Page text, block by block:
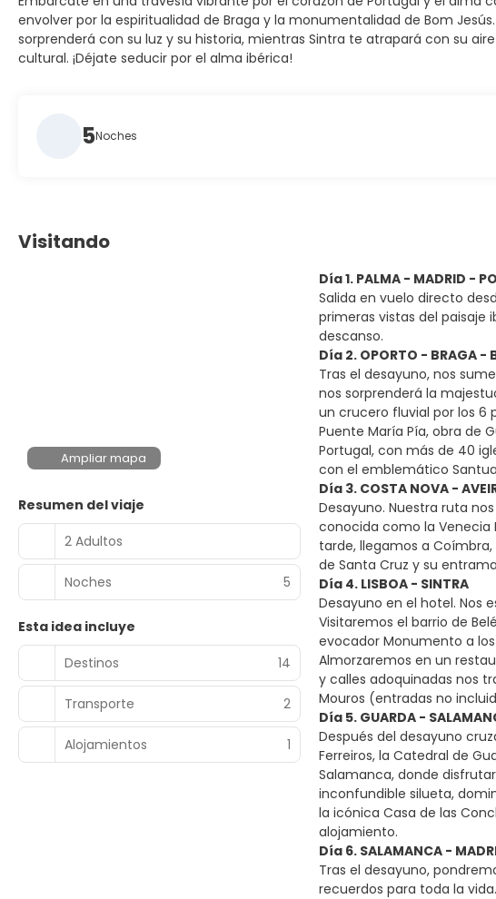
envolver por la espiritualidad de Braga y la monumentalidad de Bom
sorprenderá con su luz y su historia, mientras Sintra te atrapará con su
cultural. ¡Déjate seducir por el alma ibérica!
5Noches
Visitando
Ampliar mapa
Resumen del viaje
2 Adultos
Noches 5
Esta idea incluye
Destinos
14
Transporte 2
Alojamientos 1
Día 1. PALMA - MADRID -
Salida en vuelo directo
primeras vistas del paisaje
descanso.
Día 2. OPORTO - BRAGA -
Tras el desayuno, nos
nos sorprenderá la
un crucero fluvial por los 6
Puente María Pía, obra de
Portugal, con más de 40
con el emblemático
Día 3. COSTA NOVA -
Desayuno. Nuestra ruta
conocida como la Venecia
tarde, llegamos a Coímbra,
de Santa Cruz y su
Día 4. LISBOA - SINTRA
Desayuno en el hotel. Nos
Visitaremos el barrio de
evocador Monumento a
Almorzaremos en un
y calles adoquinadas nos
Mouros (entradas no
Día 5. GUARDA -
Después del desayuno
Ferreiros, la Catedral de
Salamanca, donde
inconfundible silueta,
la icónica Casa de las
alojamiento.
Día 6. SALAMANCA -
Tras el desayuno,
recuerdos para toda la vida.